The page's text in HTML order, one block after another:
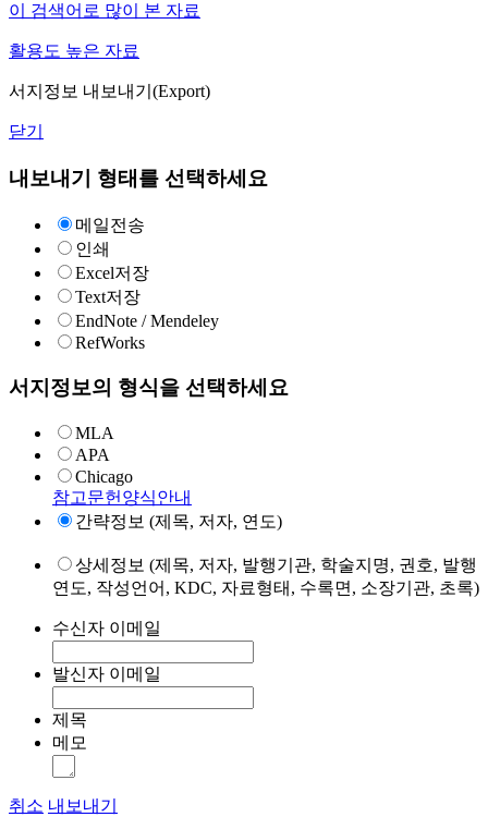
이 검색어로 많이 본 자료
활용도 높은 자료
서지정보 내보내기(Export)
닫기
내보내기 형태를 선택하세요
메일전송
인쇄
Excel저장
Text저장
EndNote / Mendeley
RefWorks
서지정보의 형식을 선택하세요
MLA
APA
Chicago
참고문헌양식안내
간략정보 (제목, 저자, 연도)
상세정보 (제목, 저자, 발행기관, 학술지명, 권호, 발행
연도, 작성언어, KDC, 자료형태, 수록면, 소장기관, 초록)
수신자 이메일
발신자 이메일
제목
메모
취소 내보내기